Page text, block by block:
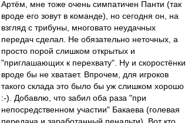
Артём, мне тоже очень симпатичен Панти (так
вроде его зовут в команде), но сегодня он, на
взгляд с трибуны, многовато неудачных
передач сделал. Не обязательно неточных, а
просто порой слишком открытых и
"приглашающих к перехвату". Ну и скоростёнки
вроде бы не хватает. Впрочем, для игроков
такого склада это было бы уж слишком хорошо
:-). Добавлю, что забил оба раза "при
непосредственном участии" Бакаева (голевая